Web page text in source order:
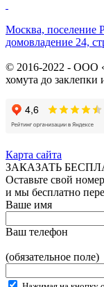
Москва, поселение
домовладение 24,
© 2016-2022 - ООО
хомута до заклепки
Карта сайта
ЗАКАЗАТЬ
Оставьте свой
и мы бесплатно
Ваше имя
Ваш телефон
(обязательное поле)